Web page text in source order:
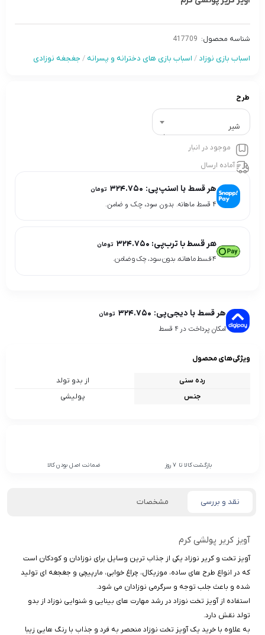
شناسه محصول: 417709
اسباب بازی نوزاد / اسباب بازی های دخترانه و پسرانه / جغجغه نوزادی
طرح
شیر
موجود در انبار
آماده ارسال
هر قسط با اسنپ‌پی: ۳۲۴.۷۵۰ تومان
۴ قسط ماهانه. بدون سود، چک و ضامن.
هر قسط با ترب‌پی: ۳۲۴.۷۵۰ تومان
۴ قسط ماهانه. بدون سود، چک و ضامن.
هر قسط با دیجی‌پی: ۳۲۴.۷۵۰ تومان
امکان پرداخت در 4 قسط
ویژگی‌های محصول
رده سنی
از بدو تولد
جنس
پولیشی
بازگشت کالا تا 7 روز ضمانت اصل بودن کالا
نقد و بررسی مشخصات
آویز کریر پولشی کرم
آویز تخت و کریر نوزاد یکی از جذاب ‌ترین وسایل برای نوزادان و کودکان است
که در انواع طرح ‌های ساده، موزیکال، چراغ خوابی، مارپیچی و جغجغه‌ ای تولید
شده و باعث جلب ‌توجه و سرگرمی نوزادان می ‌شود.
استفاده از آویز تخت نوزاد در رشد مهارت ‌های بینایی و شنوایی نوزاد از بدو
تولد نقش دارد.
به ‌علاوه با خرید یک آویز تخت نوزاد منحصر به‌ فرد و جذاب با رنگ ‌هایی زیبا